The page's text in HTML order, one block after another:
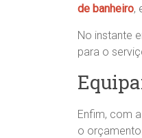
de banheiro,
No instante
para o
Enfim, com
o